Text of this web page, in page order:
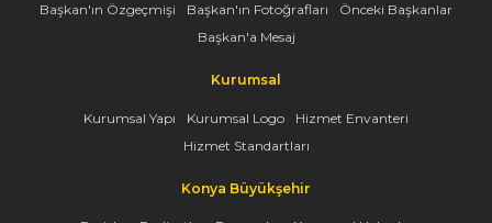
Başkan'ın Özgeçmişi Başkan'ın Fotoğrafları
Önceki Başkanlar
Başkan'a Mesaj
Kurumsal
Kurumsal Yapı Kurumsal Logo
Hizmet Envanteri
Hizmet Standartları
Konya Büyükşehir